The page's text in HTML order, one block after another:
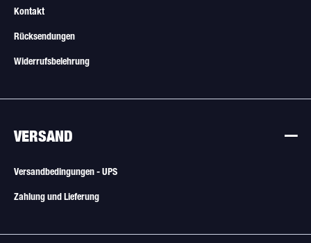
Kontakt
Rücksendungen
Widerrufsbelehrung
VERSAND
Versandbedingungen - UPS
Zahlung und Lieferung